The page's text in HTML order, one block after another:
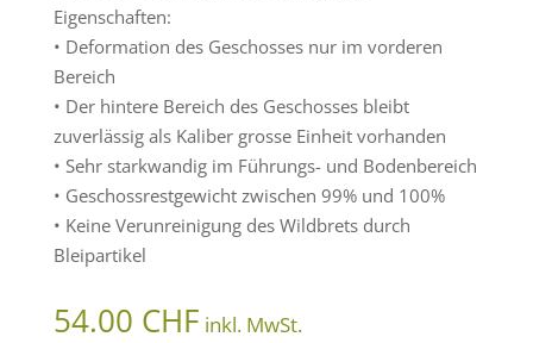
Eigenschaften:
• Deformation des Geschosses nur im vorderen
Bereich
• Der hintere Bereich des Geschosses bleibt
zuverlässig als Kaliber grosse Einheit vorhanden
• Sehr starkwandig im Führungs- und Bodenbereich
• Geschossrestgewicht zwischen 99% und 100%
• Keine Verunreinigung des Wildbrets durch
Bleipartikel
54.00 CHF inkl. MwSt.